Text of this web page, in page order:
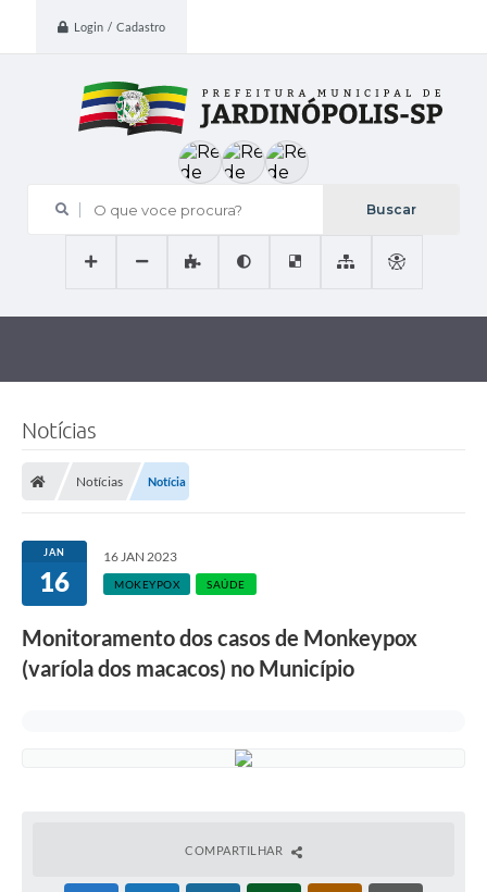
Login / Cadastro
O que voce procura?
Notícias
Notícias Notícia
JAN
16
16 JAN 2023
MOKEYPOX SAÚDE
Monitoramento dos casos de Monkeypox
(varíola dos macacos) no Município
COMPARTILHAR